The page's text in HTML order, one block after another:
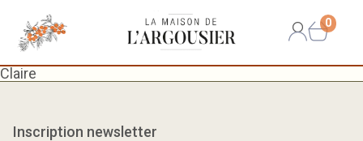
0
Claire
Inscription newsletter